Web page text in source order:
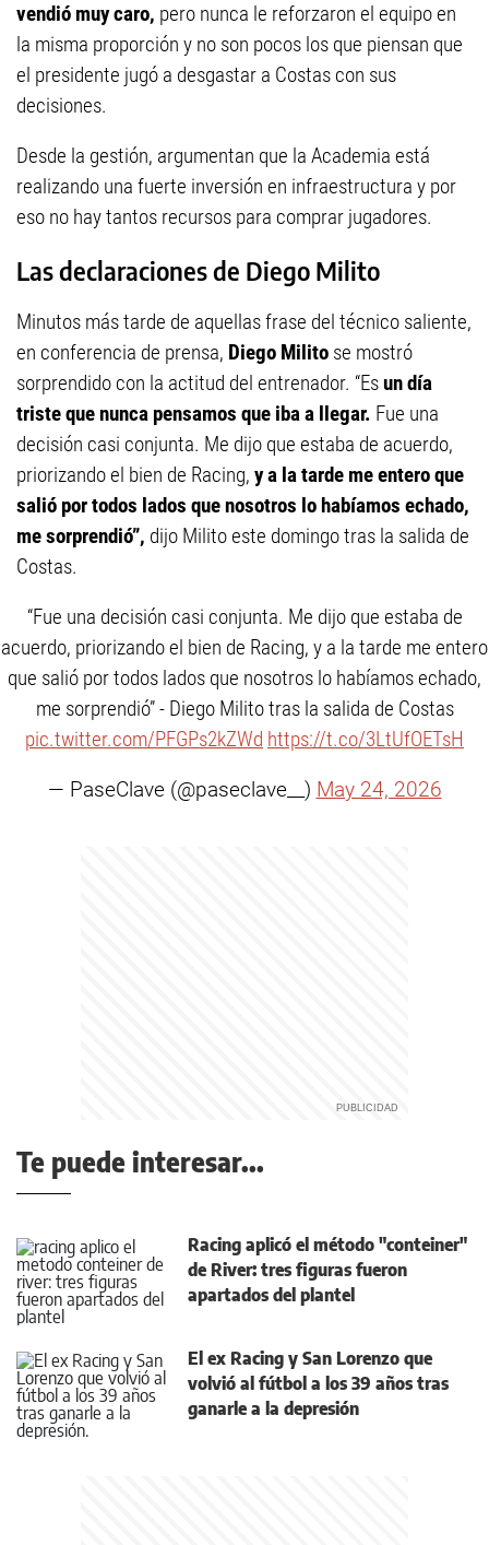
vendió muy caro, pero nunca le reforzaron el equipo en
la misma proporción y no son pocos los que piensan que
el presidente jugó a desgastar a Costas con sus
decisiones.
Desde la gestión, argumentan que la Academia está
realizando una fuerte inversión en infraestructura y por
eso no hay tantos recursos para comprar jugadores.
Las declaraciones de Diego Milito
Minutos más tarde de aquellas frase del técnico saliente,
en conferencia de prensa, Diego Milito se mostró
sorprendido con la actitud del entrenador. “Esun día
triste que nunca pensamos que iba a llegar. Fue una
decisión casi conjunta. Me dijo que estaba de acuerdo,
priorizando el bien de Racing, y a la tarde me entero que
salió por todos lados que nosotros lo habíamos echado,
me sorprendió”, dijo Milito este domingo tras la salida de
Costas.
“Fue una decisión casi conjunta. Me dijo que estaba de
acuerdo, priorizando el bien de Racing, y a la tarde me entero
que salió por todos lados que nosotros lo habíamos echado,
me sorprendió” - Diego Milito tras la salida de Costas
pic.twitter.com/PFGPs2kZWd https://t.co/3LtUfOETsH
— PaseClave (@paseclave__) May 24, 2026
Te puede interesar...
Racing aplicó el método "conteiner"
de River: tres figuras fueron
apartados del plantel
El ex Racing y San Lorenzo que
volvió al fútbol a los 39 años tras
ganarle a la depresión